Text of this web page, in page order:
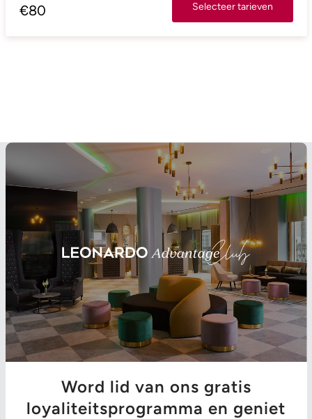
€80 Selecteer tarieven
Word lid van ons gratis
loyaliteitsprogramma en geniet